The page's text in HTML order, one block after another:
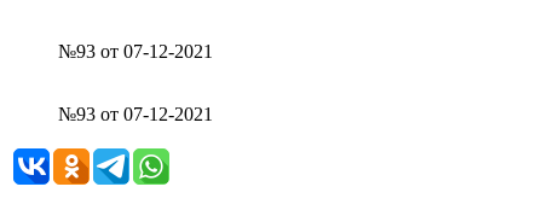
№93 от 07-12-2021
№93 от 07-12-2021